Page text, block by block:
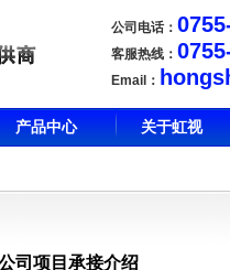
公司电话：
客服热线：
Email：
产品中心 关于虹视
司项目承接介绍